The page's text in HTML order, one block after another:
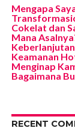
Mengapa
Cokelat dan
Mana
Keamanan
Menginap
Bagaimana
RECENT